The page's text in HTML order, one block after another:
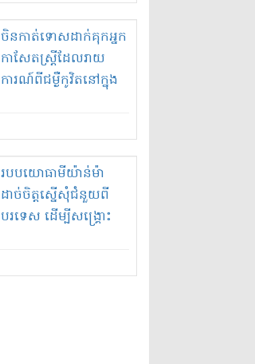
ចិន​កាត់ទោស​ដាក់គុក​អ្នក
កាសែត​ស្ត្រី​ដែល​រាយ
ការណ៍​ពី​ជម្ងឺ​កូ​វិត​នៅក្នុង​
របប​យោធា​មី​យ៉ាន់​ម៉ា
ដាច់ចិត្ត​ស្នើសុំ​ជំនួយ​ពី​
បរទេស ដើម្បី​សង្គ្រោះ​